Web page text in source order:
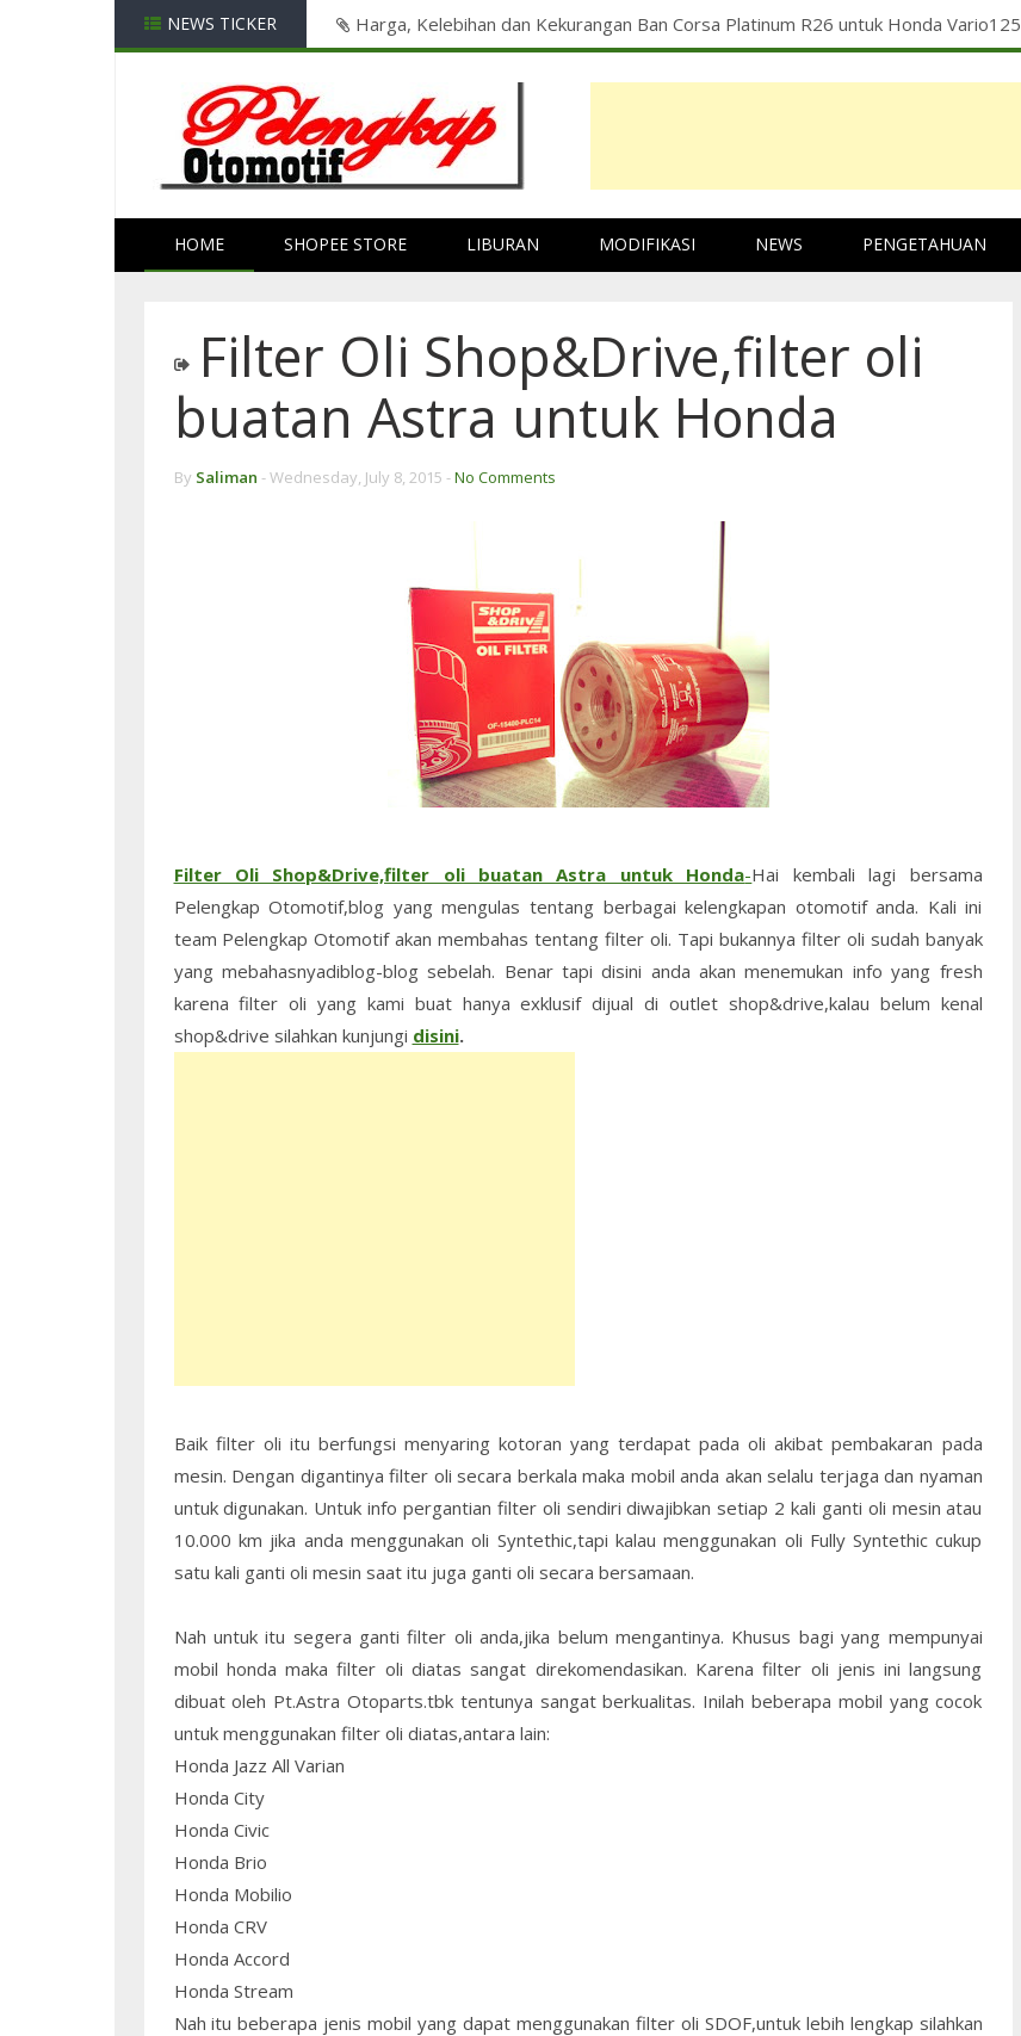
NEWS TICKER Harga, Kelebihan dan Kekurangan Ban Corsa Platinum R26 untuk Honda Vario125
HOME SHOPEE STORE LIBURAN MODIFIKASI NEWS PENGETAHUAN
Filter Oli Shop&Drive,filter oli
buatan Astra untuk Honda
By Saliman -Wednesday, July 8, 2015 -No Comments
Filter Oli Shop&Drive,filter oli buatan Astra untuk Honda-Hai kembali lagi bersama
Pelengkap Otomotif,blog yang mengulas tentang berbagai kelengkapan otomotif anda. Kali ini
team Pelengkap Otomotif akan membahas tentang filter oli. Tapi bukannya filter oli sudah banyak
yang mebahasnyadiblog-blog sebelah. Benar tapi disini anda akan menemukan info yang fresh
karena filter oli yang kami buat hanya exklusif dijual di outlet shop&drive,kalau belum kenal
shop&drive silahkan kunjungi disini.
Baik filter oli itu berfungsi menyaring kotoran yang terdapat pada oli akibat pembakaran pada
mesin. Dengan digantinya filter oli secara berkala maka mobil anda akan selalu terjaga dan nyaman
untuk digunakan. Untuk info pergantian filter oli sendiri diwajibkan setiap 2 kali ganti oli mesin atau
10.000 km jika anda menggunakan oli Syntethic,tapi kalau menggunakan oli Fully Syntethic cukup
satu kali ganti oli mesin saat itu juga ganti oli secara bersamaan.
Nah untuk itu segera ganti filter oli anda,jika belum mengantinya. Khusus bagi yang mempunyai
mobil honda maka filter oli diatas sangat direkomendasikan. Karena filter oli jenis ini langsung
dibuat oleh Pt.Astra Otoparts.tbk tentunya sangat berkualitas. Inilah beberapa mobil yang cocok
untuk menggunakan filter oli diatas,antara lain:
Honda Jazz All Varian
Honda City
Honda Civic
Honda Brio
Honda Mobilio
Honda CRV
Honda Accord
Honda Stream
Nah itu beberapa jenis mobil yang dapat menggunakan filter oli SDOF,untuk lebih lengkap silahkan